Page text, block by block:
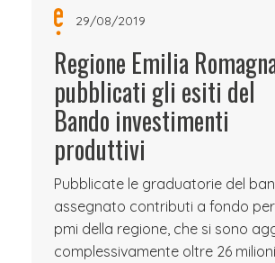
29/08/2019
Regione Emilia
pubblicati gli esiti del
Bando investimenti
produttivi
Pubblicate le graduatorie del
assegnato contributi a fondo
pmi della regione, che si sono
complessivamente oltre 26